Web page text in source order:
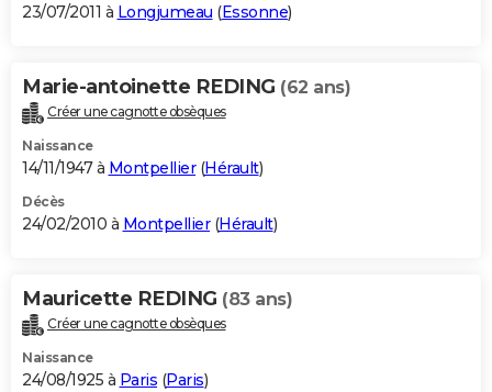
23/07/2011 à Longjumeau (Essonne)
Marie-antoinette REDING (62 ans)
Créer une cagnotte obsèques
Naissance
14/11/1947 à Montpellier(Hérault)
Décès
24/02/2010 à Montpellier(Hérault)
Mauricette REDING (83 ans)
Créer une cagnotte obsèques
Naissance
24/08/1925 à Paris (Paris)